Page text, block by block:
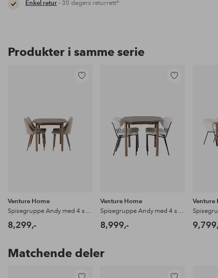
Enkel retur- 30 dagers returrett*
Produkter i samme serie
Venture Home
Spisegruppe Andy med 4 stk stoler Night
8,299,-
Venture Home
Spisegruppe Andy med 4 stk stoler Chico
8,999,-
Venture
Matchende deler